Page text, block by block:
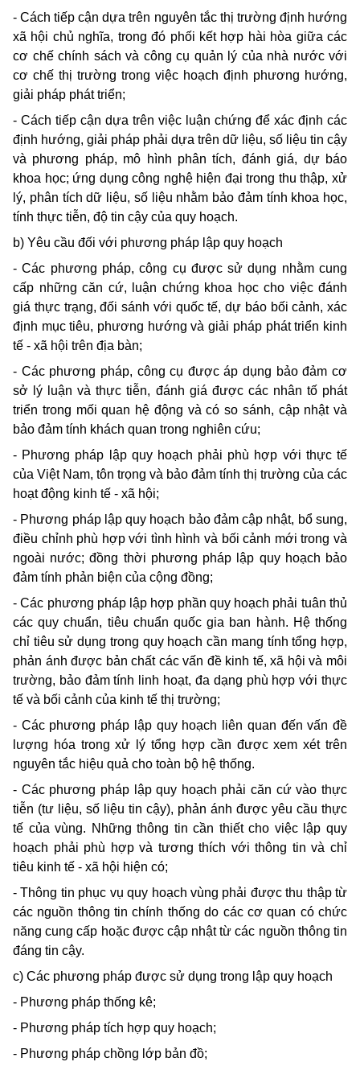
- Cách tiếp cận dựa trên nguyên tắc thị trường định hướng
xã hội chủ nghĩa, trong đó phối kết hợp hài hòa giữa các
cơ chế chính sách và công cụ quản lý của nhà nước với
cơ chế thị trường trong việc hoạch định phương hướng,
giải pháp phát triển;
- Cách tiếp cận dựa trên việc luận chứng để xác định các
định hướng, giải pháp phải dựa trên dữ liệu, số liệu tin cậy
và phương pháp, mô hình phân tích, đánh giá, dự báo
khoa học; ứng dụng công nghệ hiện đại trong thu thập, xử
lý, phân tích dữ liệu, số liệu nhằm bảo đảm tính khoa học,
tính thực tiễn, độ tin cậy của quy hoạch.
b) Yêu cầu đối với phương pháp lập quy hoạch
- Các phương pháp, công cụ được sử dụng nhằm cung
cấp những căn cứ, luận chứng khoa học cho việc đánh
giá thực trạng, đối sánh với quốc tế, dự báo bối cảnh, xác
định mục tiêu, phương hướng và giải pháp phát triển kinh
tế - xã hội trên địa bàn;
- Các phương pháp, công cụ được áp dụng bảo đảm cơ
sở lý luận và thực tiễn, đánh giá được các nhân tố phát
triển trong mối quan hệ động và có so sánh, cập nhật và
bảo đảm tính khách quan trong nghiên cứu;
- Phương pháp lập quy hoạch phải phù hợp với thực tế
của Việt Nam, tôn trọng và bảo đảm tính thị trường của các
hoạt động kinh tế - xã hội;
- Phương pháp lập quy hoạch bảo đảm cập nhật, bổ sung,
điều chỉnh phù hợp với tình hình và bối cảnh mới trong và
ngoài nước; đồng thời phương pháp lập quy hoạch bảo
đảm tính phản biện của cộng đồng;
- Các phương pháp lập hợp phần quy hoạch phải tuân thủ
các quy chuẩn, tiêu chuẩn quốc gia ban hành. Hệ thống
chỉ tiêu sử dụng trong quy hoạch cần mang tính tổng hợp,
phản ánh được bản chất các vấn đề kinh tế, xã hội và môi
trường, bảo đảm tính linh hoạt, đa dạng phù hợp với thực
tế và bối cảnh của kinh tế thị trường;
- Các phương pháp lập quy hoạch liên quan đến vấn đề
lượng hóa trong xử lý tổng hợp cần được xem xét trên
nguyên tắc hiệu quả cho toàn bộ hệ thống.
- Các phương pháp lập quy hoạch phải căn cứ vào thực
tiễn (tư liệu, số liệu tin cậy), phản ánh được yêu cầu thực
tế của vùng. Những thông tin cần thiết cho việc lập quy
hoạch phải phù hợp và tương thích với thông tin và chỉ
tiêu kinh tế - xã hội hiện có;
- Thông tin phục vụ quy hoạch vùng phải được thu thập từ
các nguồn thông tin chính thống do các cơ quan có chức
năng cung cấp hoặc được cập nhật từ các nguồn thông tin
đáng tin cậy.
c) Các phương pháp được sử dụng trong lập quy hoạch
- Phương pháp thống kê;
- Phương pháp tích hợp quy hoạch;
- Phương pháp chồng lớp bản đồ;